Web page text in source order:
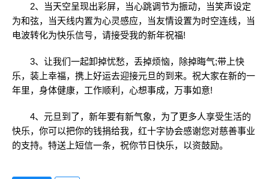
2、当天空呈现出彩屏，当心跳调节为振动，当笑声设定
为和弦，当天线内置为心灵感应，当友情设置为时空连线，当
电波转化为快乐信号，请接受我的新年祝福!
3、让我们一起卸掉忧愁，丢掉烦恼，除掉晦气;带上快
乐，装上幸福，携上好运去迎接元旦的到来。祝大家在新的一
年里，身体健康，工作顺利，心想事成，万事如意!
4、元旦到了，新年要有新气象，为了更多人享受生活的
快乐，你可以把你的钱捐给我，红十字协会感谢您对慈善事业
的支持。特送上短信一条，祝你节日快乐，以资鼓励。